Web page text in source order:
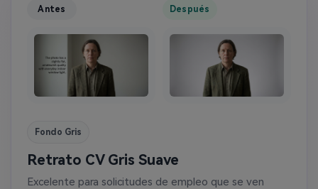
Antes Después
Fondo Gris
Retrato CV Gris Suave
Excelente para solicitudes de empleo que se ven